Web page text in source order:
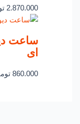
2.870.000 تومان
860.000 تومان